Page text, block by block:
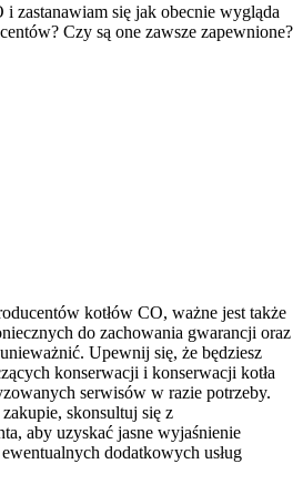
i zastanawiam się jak obecnie wygląda
Czy są one zawsze zapewnione?
kotłów CO, ważne jest także
do zachowania gwarancji oraz
Upewnij się, że będziesz
konserwacji i konserwacji kotła
serwisów w razie potrzeby.
skonsultuj się z
aby uzyskać jasne wyjaśnienie
dodatkowych usług